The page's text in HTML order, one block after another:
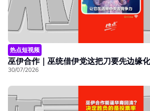
热点短视频
巫伊合作｜巫统借伊党这把刀要先边缘
30/07/2026